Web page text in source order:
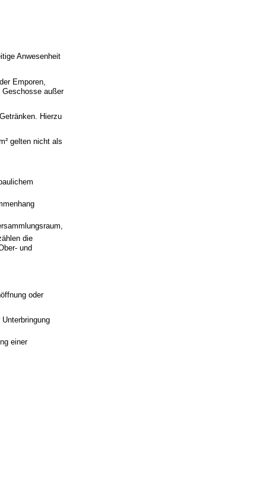
Anwesenheit
Emporen,
Geschosse außer
Hierzu
gelten nicht als
die
und
oder
einer